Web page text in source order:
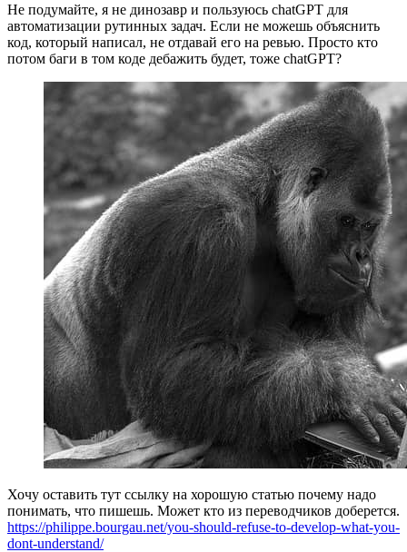
Не подумайте, я не динозавр и пользуюсь chatGPT для
автоматизации рутинных задач. Если не можешь объяснить
код, который написал, не отдавай его на ревью. Просто кто
потом баги в том коде дебажить будет, тоже chatGPT?
Хочу оставить тут ссылку на хорошую статью почему надо
понимать, что пишешь. Может кто из переводчиков доберется.
https://philippe.bourgau.net/you-should-refuse-to-develop-what-you-
dont-understand/